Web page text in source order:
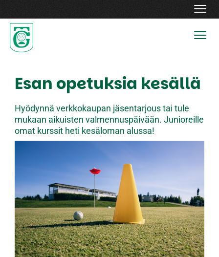
Esan opetuksia kesällä
Hyödynnä verkkokaupan jäsentarjous tai tule
mukaan aikuisten valmennuspäivään. Junioreille
omat kurssit heti kesäloman alussa!